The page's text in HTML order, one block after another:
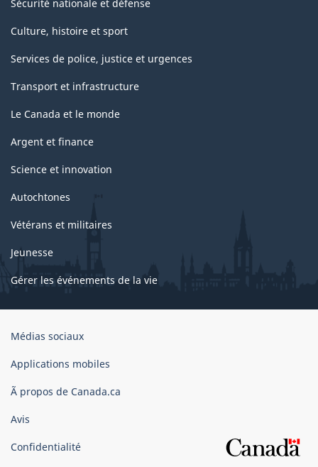
Sécurité nationale et défense
Culture, histoire et sport
Services de police, justice et urgences
Transport et infrastructure
Le Canada et le monde
Argent et finance
Science et innovation
Autochtones
Vétérans et militaires
Jeunesse
Gérer les événements de la vie
Organisation
gouvernement
Canada
Médias sociaux
Applications mobiles
Ã propos de Canada.ca
Avis
Confidentialité